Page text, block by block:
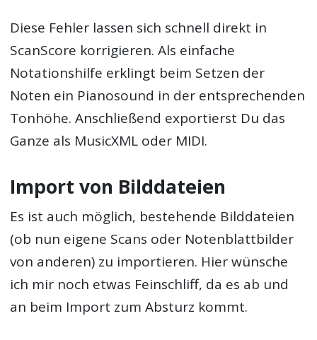
Diese Fehler lassen sich schnell direkt in
ScanScore korrigieren. Als einfache
Notationshilfe erklingt beim Setzen der
Noten ein Pianosound in der entsprechenden
Tonhöhe. Anschließend exportierst Du das
Ganze als MusicXML oder MIDI.
Import von Bilddateien
Es ist auch möglich, bestehende Bilddateien
(ob nun eigene Scans oder Notenblattbilder
von anderen) zu importieren. Hier wünsche
ich mir noch etwas Feinschliff, da es ab und
an beim Import zum Absturz kommt.